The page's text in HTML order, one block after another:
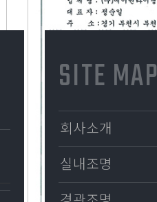
SITE MAP
회사소개
실내조명